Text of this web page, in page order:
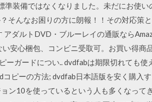
装備ではなくなりました。未だにお使
そんなお困りの方に朗報！！その対応策
ダルトDVD・ブルーレイの通販なら
安心梱包、コンビニ受取可。お買い得商
ガードについ.. dvdfabは期限切れても使
コピーの方法; dvdfab日本語版を安く購入
ン10を使っているという人も多くなって